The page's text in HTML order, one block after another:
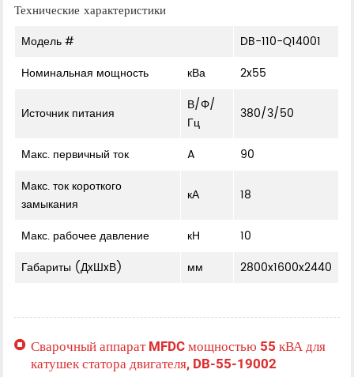
Технические характеристики
Модель #
DB-110-Q14001
Номинальная мощность
кВа 2x55
Источник питания
В/Φ/
Гц
380/3/50
Макс. первичный ток A
90
Макс. ток короткого
замыкания
кА 18
Макс. рабочее давление кН
10
Габариты (ДxШxВ)
мм 2800x1600x2440
Сварочный аппарат MFDC мощностью 55 кВА для
катушек статора двигателя, DB-55-19002